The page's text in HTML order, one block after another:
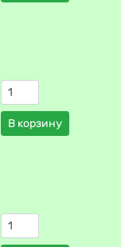
В корзину